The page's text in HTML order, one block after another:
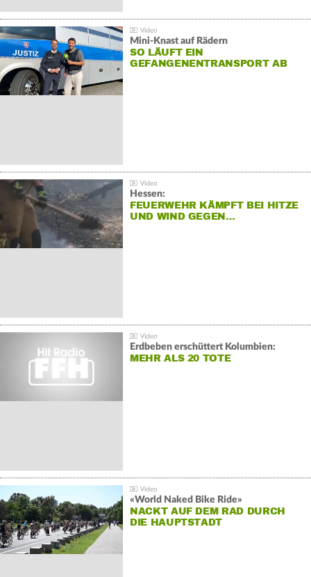
Mini-Knast auf Rädern
SO LÄUFT EIN
GEFANGENENTRANSPORT AB
Hessen:
FEUERWEHR KÄMPFT BEI HITZE
UND WIND GEGEN…
Erdbeben erschüttert Kolumbien:
MEHR ALS 20 TOTE
«World Naked Bike Ride»
NACKT AUF DEM RAD DURCH
DIE HAUPTSTADT